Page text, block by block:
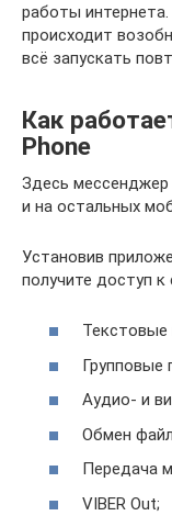
работы
происходит
всё запускать
Как
Phone
Здесь
и на остальных
Установив
получите доступ
Текстовые
Групповые
Аудио- и
Обмен
Передача
VIBER Out;